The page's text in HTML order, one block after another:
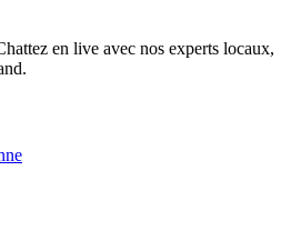
en live avec nos experts locaux,